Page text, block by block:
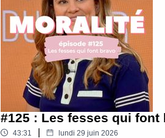
#125 : Les fesses qui font
43:31 lundi 29 juin 2026